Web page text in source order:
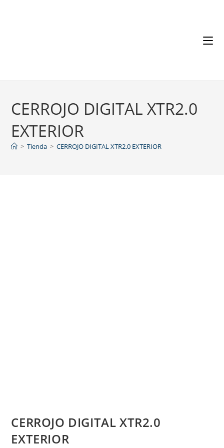
CERROJO DIGITAL XTR2.0
EXTERIOR
> Tienda > CERROJO DIGITAL XTR2.0 EXTERIOR
CERROJO DIGITAL XTR2.0
EXTERIOR